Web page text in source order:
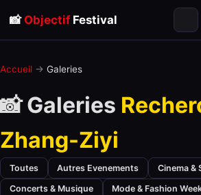
📸 ObjectifFestival
Accueil → Galeries
📸 Galeries
Zhang-Ziyi
Toutes Autres Evenements Cinema &
Concerts & Musique Mode & Fashion